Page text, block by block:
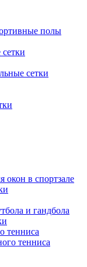
полы
сетки
окон в спортзале
и гандбола
тенниса
тенниса